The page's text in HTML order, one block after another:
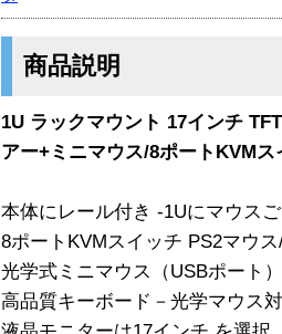
商品説明
1U ラックマウント 17インチ
アー+ミニマウス/8ポートKVMス
本体にレール付き -1Uにマウス
8ポートKVMスイッチ PS2マウ
光学式ミニマウス（USBポート
高品質キーボード－光学マウス